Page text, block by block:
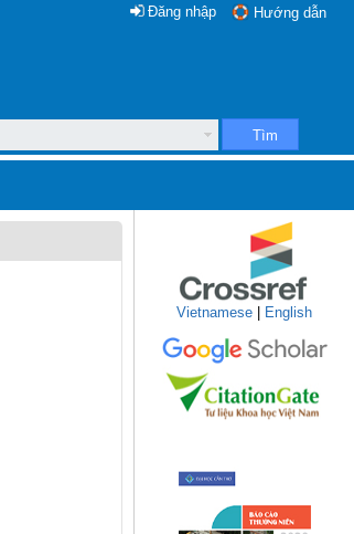
Hướng dẫn
Đăng nhập
Tìm
Vietnamese English